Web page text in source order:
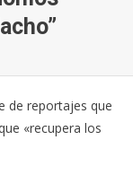
de reportajes que
«recupera los